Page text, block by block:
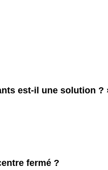
est-il une solution ?
fermé ?